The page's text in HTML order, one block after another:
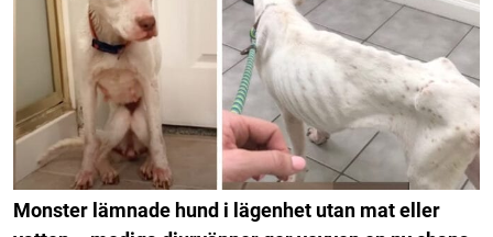
Monster lämnade hund i lägenhet utan mat eller